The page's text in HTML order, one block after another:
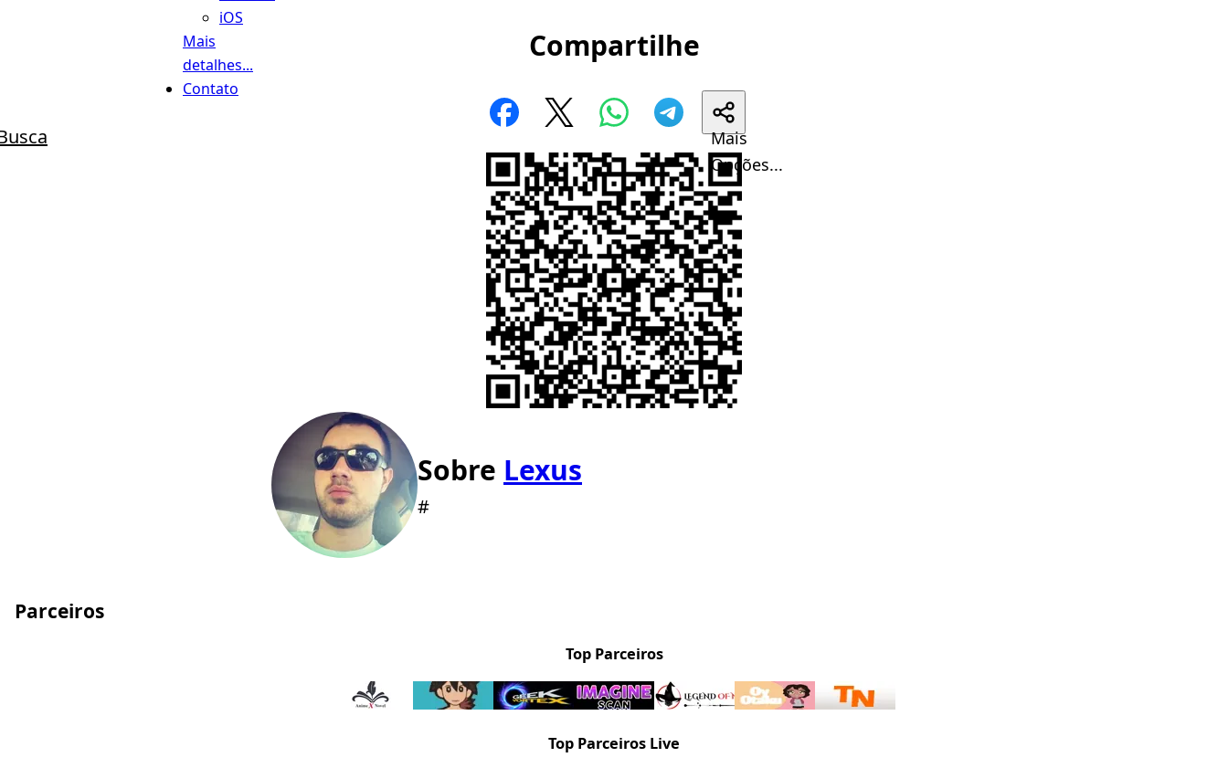
iOS
Mais
detalhes...
Contato
Compartilhe
Mais
Opções...
Sobre Lexus
#
Parceiros
Top Parceiros
Top Parceiros Live